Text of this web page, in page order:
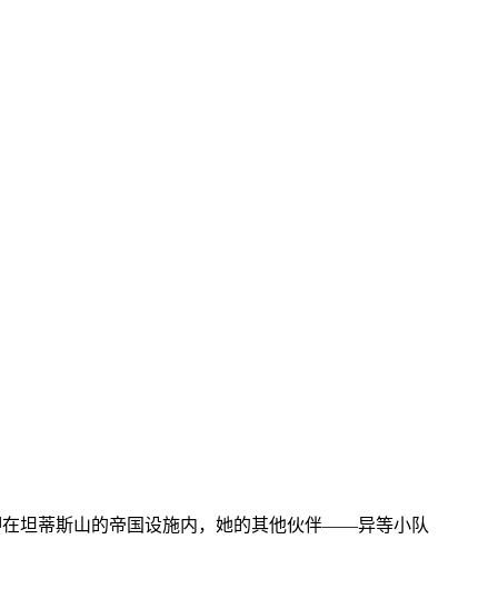
在坦蒂斯山的帝国设施内，她的其他伙伴——异等小队